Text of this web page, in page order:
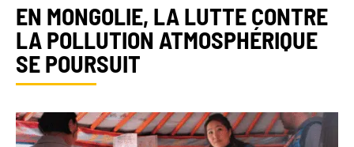
EN MONGOLIE, LA LUTTE CONTRE
LA POLLUTION ATMOSPHÉRIQUE
SE POURSUIT